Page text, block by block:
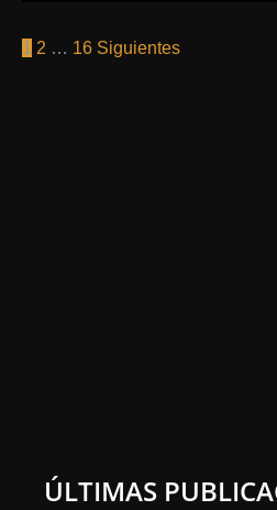
1 2 … 16 Siguientes
ÚLTIMAS